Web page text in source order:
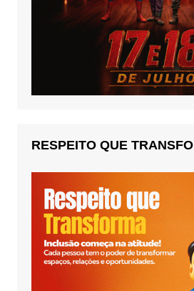
RESPEITO QUE